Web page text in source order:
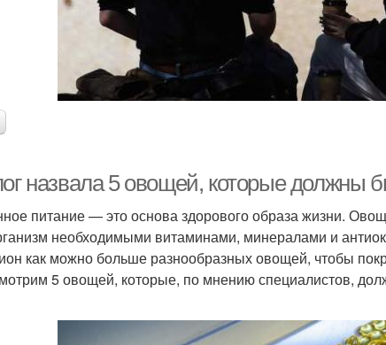
назвала 5 овощей, которые должны
питание — это основа здорового образа жизни.
необходимыми витаминами, минералами и
как можно больше разнообразных овощей, чтобы
5 овощей, которые, по мнению специалистов,